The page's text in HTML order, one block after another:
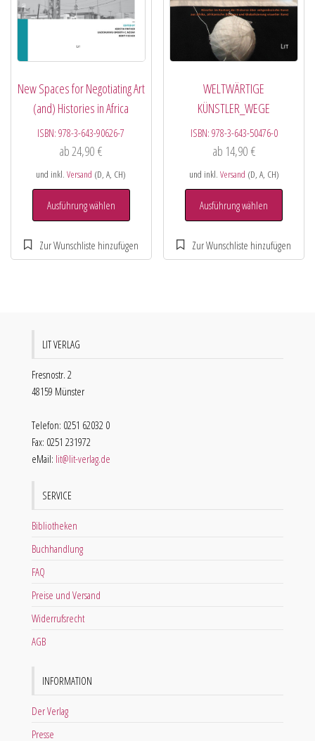
New Spaces for Negotiating Art
(and) Histories in Africa
ISBN:978-3-643-90626-7
ab 24,90€
und inkl.Versand (D, A, CH)
Ausführung wählen
WELTWÄRTIGE
KÜNSTLER_WEGE
ISBN: 978-3-643-50476-0
ab 14,90 €
und inkl. Versand (D, A, CH)
Ausführung wählen
LIT VERLAG
Fresnostr. 2
48159 Münster
Telefon: 0251 62032 0
Fax: 0251 231972
eMail: lit@lit-verlag.de
SERVICE
Bibliotheken
Buchhandlung
FAQ
Preise und Versand
Widerrufsrecht
AGB
INFORMATION
Der Verlag
Presse